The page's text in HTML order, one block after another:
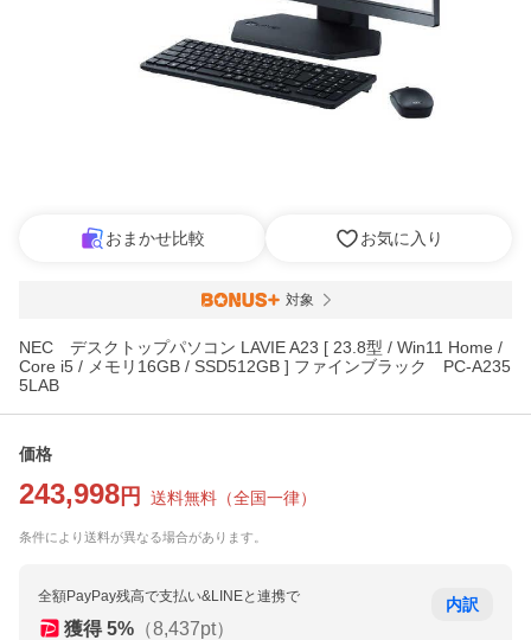
おまかせ比較 お気に入り
対象
NEC デスクトップパソコン LAVIE A23 [ 23.8型 / Win11 Home /
Core i5 / メモリ16GB / SSD512GB ] ファインブラック PC-A235
5LAB
価格
243,998 円 送料無料 （全国一律）
条件により送料が異なる場合があります。
全額PayPay残高で支払い&LINEと連携で
獲得 5% （8,437pt）
内訳